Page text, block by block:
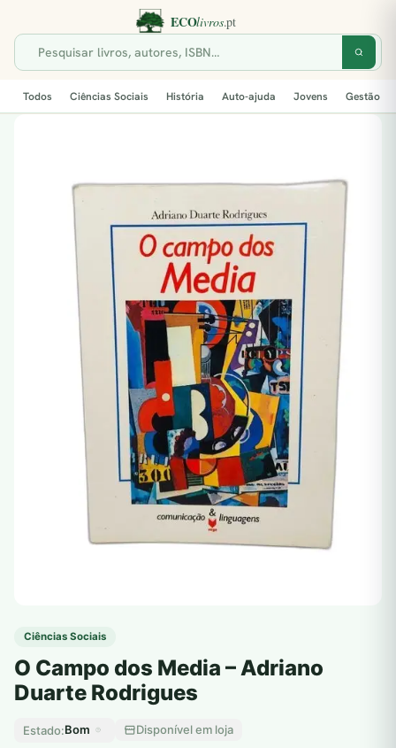
Todos Ciências Sociais História Auto-ajuda Jovens Gestão
Ciências Sociais
O Campo dos Media – Adriano
Duarte Rodrigues
Estado:Bom Disponível em loja